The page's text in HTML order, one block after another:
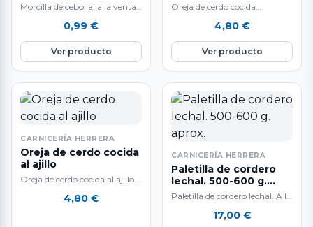
Morcilla de cebolla. a la venta
aproximadamente. El peso
del…
0,99 €
Ver producto
Oreja de cerdo cocida
paquetes envasados al vacío.
Deliciosa oreja…
4,80 €
Ver producto
CARNICERÍA HERRERA
Oreja de cerdo cocida
al ajillo
Oreja de cerdo cocida al ajillo.
envasados al vacío. Deliciosa…
4,80 €
CARNICERÍA HERRERA
Paletilla de cordero
lechal. 500-600 g.
aprox.
Paletilla de cordero lechal. A la
600 g. aproximadamente.…
17,00 €